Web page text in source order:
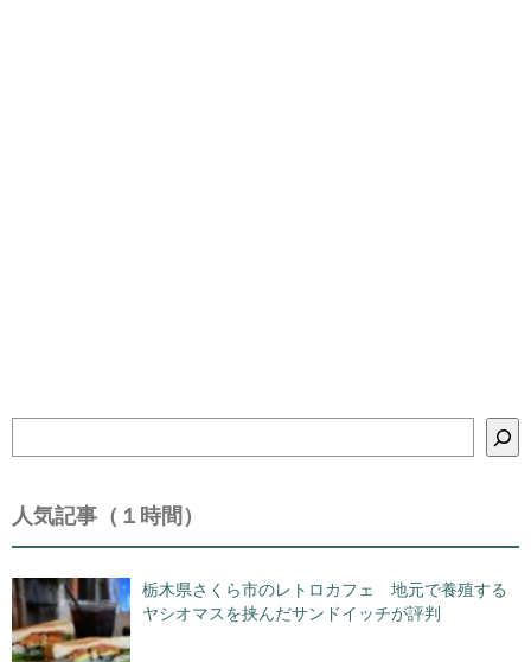
索
人気記事（１時間）
栃木県さくら市のレトロカフェ 地元で養殖する
ヤシオマスを挟んだサンドイッチが評判